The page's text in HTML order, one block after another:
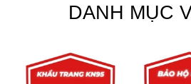
DANH MỤC